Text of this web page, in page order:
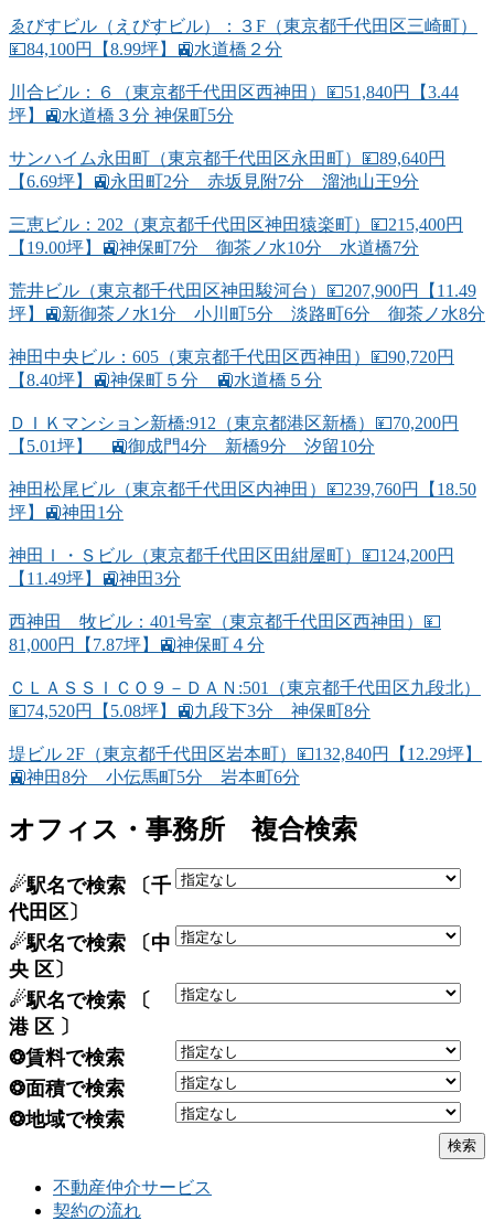
ゑびすビル（えびすビル）：３F（東京都千代田区三崎町）
💴84,100円【8.99坪】🚉水道橋２分
川合ビル：６（東京都千代田区西神田）💴51,840円【3.44
坪】🚉水道橋３分 神保町5分
サンハイム永田町（東京都千代田区永田町）💴89,640円
【6.69坪】🚉永田町2分 赤坂見附7分 溜池山王9分
三恵ビル：202（東京都千代田区神田猿楽町）💴215,400円
【19.00坪】🚉神保町7分 御茶ノ水10分 水道橋7分
荒井ビル（東京都千代田区神田駿河台）💴207,900円【11.49
坪】🚉新御茶ノ水1分 小川町5分 淡路町6分 御茶ノ水8分
神田中央ビル：605（東京都千代田区西神田）💴90,720円
【8.40坪】🚉神保町５分 🚉水道橋５分
ＤＩＫマンション新橋:912（東京都港区新橋）💴70,200円
【5.01坪】 🚉御成門4分 新橋9分 汐留10分
神田松尾ビル（東京都千代田区内神田）💴239,760円【18.50
坪】🚉神田1分
神田Ｉ・Ｓビル（東京都千代田区田紺屋町）💴124,200円
【11.49坪】🚉神田3分
西神田 牧ビル：401号室（東京都千代田区西神田）💴
81,000円【7.87坪】🚉神保町４分
ＣＬＡＳＳＩＣＯ９－ＤＡＮ:501（東京都千代田区九段北）
💴74,520円【5.08坪】🚉九段下3分 神保町8分
堤ビル 2F（東京都千代田区岩本町）💴132,840円【12.29坪】
🚉神田8分 小伝馬町5分 岩本町6分
オフィス・事務所 複合検索
☄駅名で検索 〔千
代田区〕
☄駅名で検索 〔中
央 区〕
☄駅名で検索 〔
港 区 〕
❂賃料で検索
❂面積で検索
❂地域で検索
不動産仲介サービス
契約の流れ